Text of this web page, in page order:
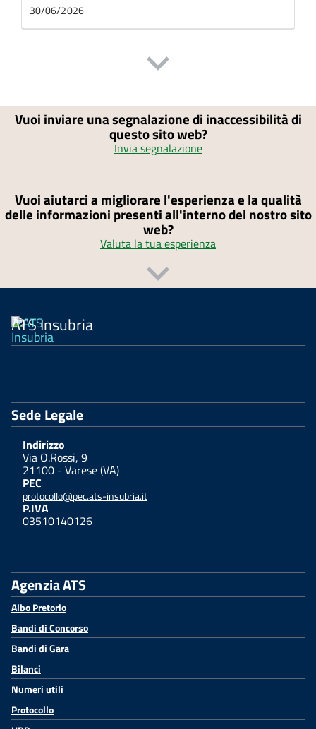
30/06/2026
Vuoi inviare una segnalazione di inaccessibilità di
questo sito web?
Invia segnalazione
Vuoi aiutarci a migliorare l'esperienza e la qualità
delle informazioni presenti all'interno del nostro sito
web?
Valuta la tua esperienza
ATS Insubria
Sede Legale
Indirizzo
Via O.Rossi, 9
21100 - Varese (VA)
PEC
protocollo@pec.ats-insubria.it
P.IVA
03510140126
Agenzia ATS
Albo Pretorio
Bandi di Concorso
Bandi di Gara
Bilanci
Numeri utili
Protocollo